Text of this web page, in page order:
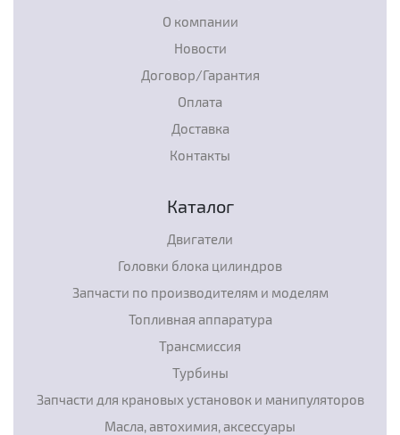
О компании
Новости
Договор/Гарантия
Оплата
Доставка
Контакты
Каталог
Двигатели
Головки блока цилиндров
Запчасти по производителям и моделям
Топливная аппаратура
Трансмиссия
Турбины
Запчасти для крановых установок и манипуляторов
Масла, автохимия, аксессуары